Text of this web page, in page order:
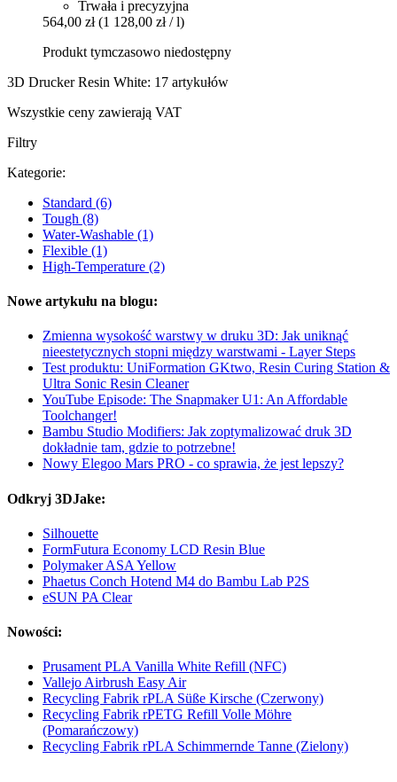
Trwała i precyzyjna
564,00 zł (1 128,00 zł / l)
Produkt tymczasowo niedostępny
3D Drucker Resin White: 17 artykułów
Wszystkie ceny zawierają VAT
Filtry
Kategorie:
Standard (6)
Tough (8)
Water-Washable (1)
Flexible (1)
High-Temperature (2)
Nowe artykułu na blogu:
Zmienna wysokość warstwy w druku 3D: Jak uniknąć
nieestetycznych stopni między warstwami - Layer Steps
Test produktu: UniFormation GKtwo, Resin Curing Station &
Ultra Sonic Resin Cleaner
YouTube Episode: The Snapmaker U1: An Affordable
Toolchanger!
Bambu Studio Modifiers: Jak zoptymalizować druk 3D
dokładnie tam, gdzie to potrzebne!
Nowy Elegoo Mars PRO - co sprawia, że jest lepszy?
Odkryj 3DJake:
Silhouette
FormFutura Economy LCD Resin Blue
Polymaker ASA Yellow
Phaetus Conch Hotend M4 do Bambu Lab P2S
eSUN PA Clear
Nowości:
Prusament PLA Vanilla White Refill (NFC)
Vallejo Airbrush Easy Air
Recycling Fabrik rPLA Süße Kirsche (Czerwony)
Recycling Fabrik rPETG Refill Volle Möhre
(Pomarańczowy)
Recycling Fabrik rPLA Schimmernde Tanne (Zielony)